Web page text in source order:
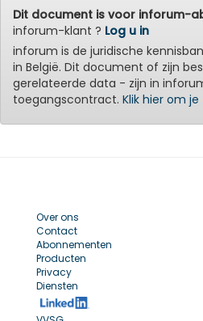
Dit document is voor inforum-
inforum-klant ? Log u in
inforum is de juridische
in België. Dit document of zijn
gerelateerde data - zijn in
toegangscontract. Klik hier om
Over ons
Contact
Abonnementen
Producten
Privacy
Diensten